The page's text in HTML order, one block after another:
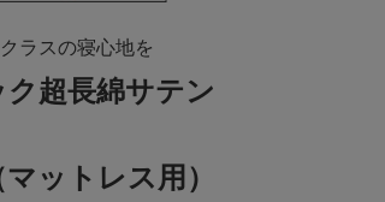
ラスの寝心地を
ク超長綿サテン
ットレス用）